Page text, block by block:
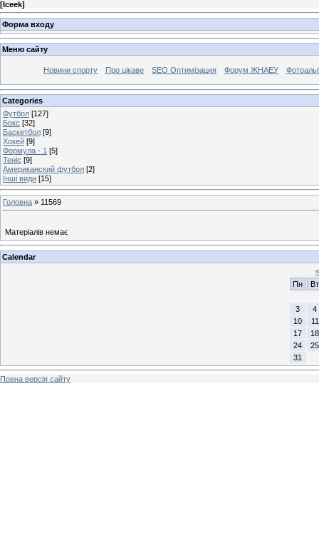
[Iceek]
Форма входу
Меню сайту
Новини спорту Про цікаве SEO Оптимізация Форум ЖНАЕУ
Categories
Футбол [127]
Бокс [32]
Баскетбол [9]
Хокей [9]
Формула - 1 [5]
Теніс [9]
Американский футбол [2]
Інші види [15]
Головна » 11569
Матеріалів немає
Calendar
«
Пн
Вт
3
4
10
11
17
18
24
25
31
Повна версія сайту